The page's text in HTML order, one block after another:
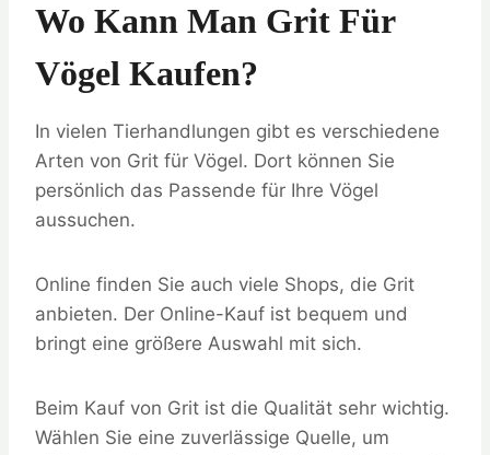
Wo Kann Man Grit Für
Vögel Kaufen?
In vielen Tierhandlungen gibt es verschiedene
Arten von Grit für Vögel. Dort können Sie
persönlich das Passende für Ihre Vögel
aussuchen.
Online finden Sie auch viele Shops, die Grit
anbieten. Der Online-Kauf ist bequem und
bringt eine größere Auswahl mit sich.
Beim Kauf von Grit ist die Qualität sehr wichtig.
Wählen Sie eine zuverlässige Quelle, um